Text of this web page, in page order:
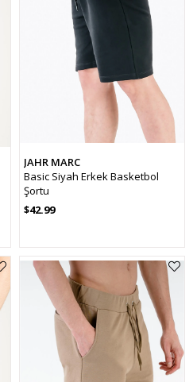
JAHR MARC
Basic Siyah Erkek Basketbol
Şortu
$42.99